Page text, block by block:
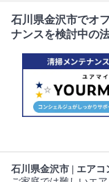
石川県金沢市でオ
ナンスを検討中の
石川県金沢市 | エアコ